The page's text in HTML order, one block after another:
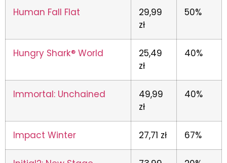
Human Fall Flat
29,99
zł
50%
Hungry Shark® World
25,49
zł
40%
Immortal: Unchained
49,99
zł
40%
Impact Winter 27,71 zł 67%